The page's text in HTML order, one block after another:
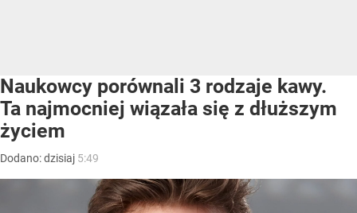
Naukowcy porównali 3 rodzaje kawy.
Ta najmocniej wiązała się z dłuższym
życiem
Dodano:dzisiaj 5:49